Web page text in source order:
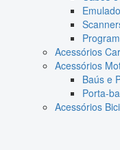
Acessórios
Acessórios
Baús e
Porta-
Acessórios